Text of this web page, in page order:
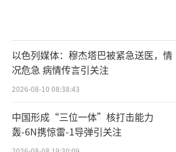
以色列媒体：穆杰塔巴被紧急送医，情
况危急 病情传言引关注
2026-08-10 08:38:43
中国形成“三位一体”核打击能力
轰-6N携惊雷-1导弹引关注